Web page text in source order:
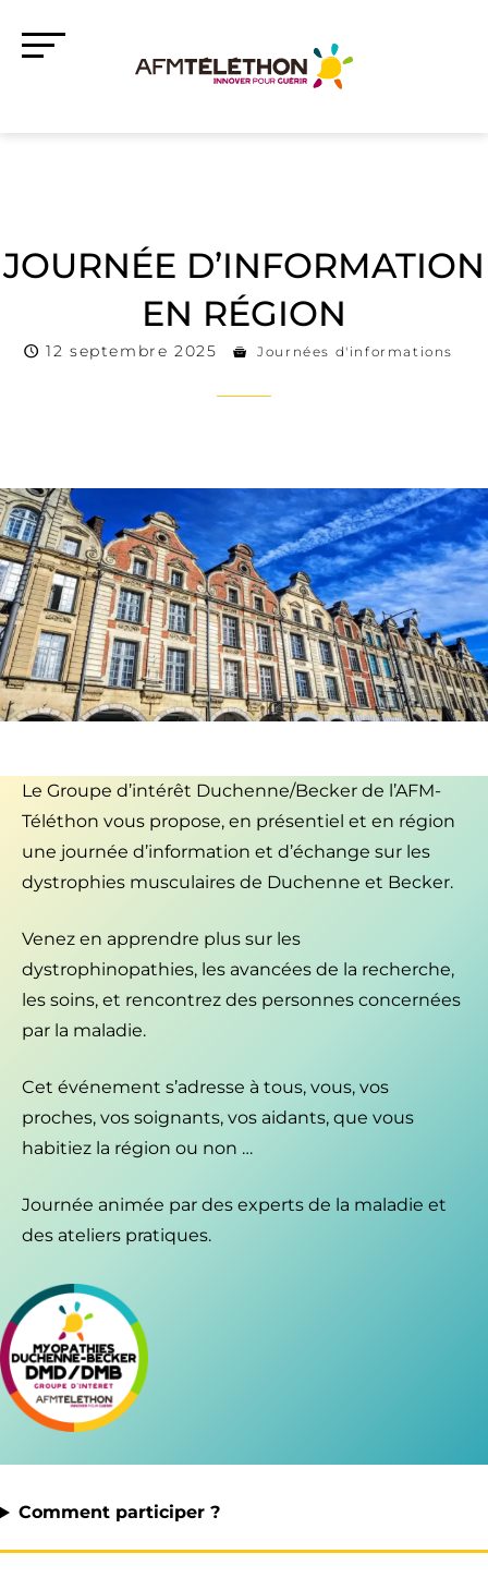
JOURNÉE D’INFORMATION
EN RÉGION
12 septembre 2025 Journées d'informations
Le Groupe d’intérêt Duchenne/Becker de l’AFM-
Téléthon vous propose, en présentiel et en région
une journée d’information et d’échange sur les
dystrophies musculaires de Duchenne et Becker.
Venez en apprendre plus sur les
dystrophinopathies, les avancées de la recherche,
les soins, et rencontrez des personnes concernées
par la maladie.
Cet événement s’adresse à tous, vous, vos
proches, vos soignants, vos aidants, que vous
habitiez la région ou non …
Journée animée par des experts de la maladie et
des ateliers pratiques.
Comment participer ?